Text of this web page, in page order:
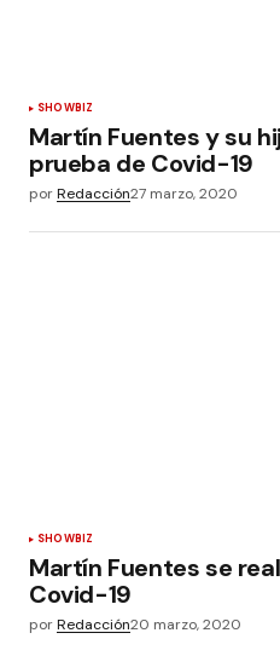
SHOWBIZ
Martín Fuentes y su
prueba de Covid-19
porRedacción27 marzo, 2020
SHOWBIZ
Martín Fuentes se
Covid-19
porRedacción20 marzo, 2020